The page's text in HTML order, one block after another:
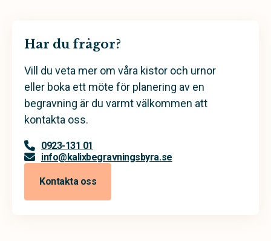
Har du frågor?
Vill du veta mer om våra kistor och urnor
eller boka ett möte för planering av en
begravning är du varmt välkommen att
kontakta oss.
0923-131 01
info@kalixbegravningsbyra.se
Kontakta oss